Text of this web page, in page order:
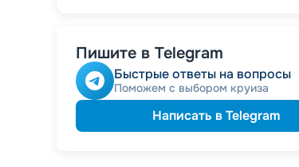
Пишите в Telegram
Быстрые ответы на вопросы
Поможем с выбором круиза
Написать в Telegram